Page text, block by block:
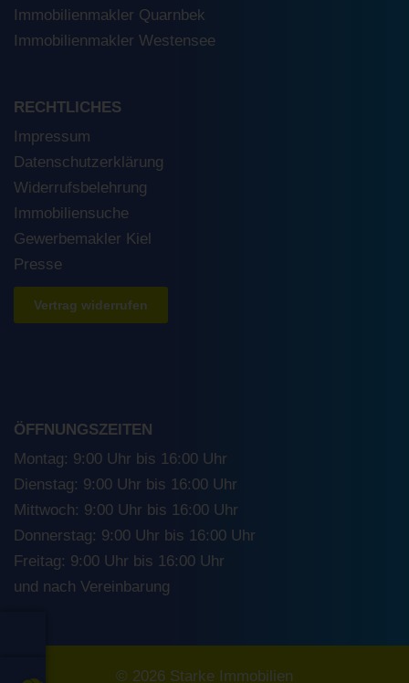
Immobilienmakler Quarnbek
Immobilienmakler Westensee
RECHTLICHES
Impressum
Datenschutzerklärung
Widerrufsbelehrung
Immobiliensuche
Gewerbemakler Kiel
Presse
Vertrag widerrufen
ÖFFNUNGSZEITEN
Montag: 9:00 Uhr bis 16:00 Uhr
Dienstag: 9:00 Uhr bis 16:00 Uhr
Mittwoch: 9:00 Uhr bis 16:00 Uhr
Donnerstag: 9:00 Uhr bis 16:00 Uhr
Freitag: 9:00 Uhr bis 16:00 Uhr
und nach Vereinbarung
© 2026 Starke Immobilien